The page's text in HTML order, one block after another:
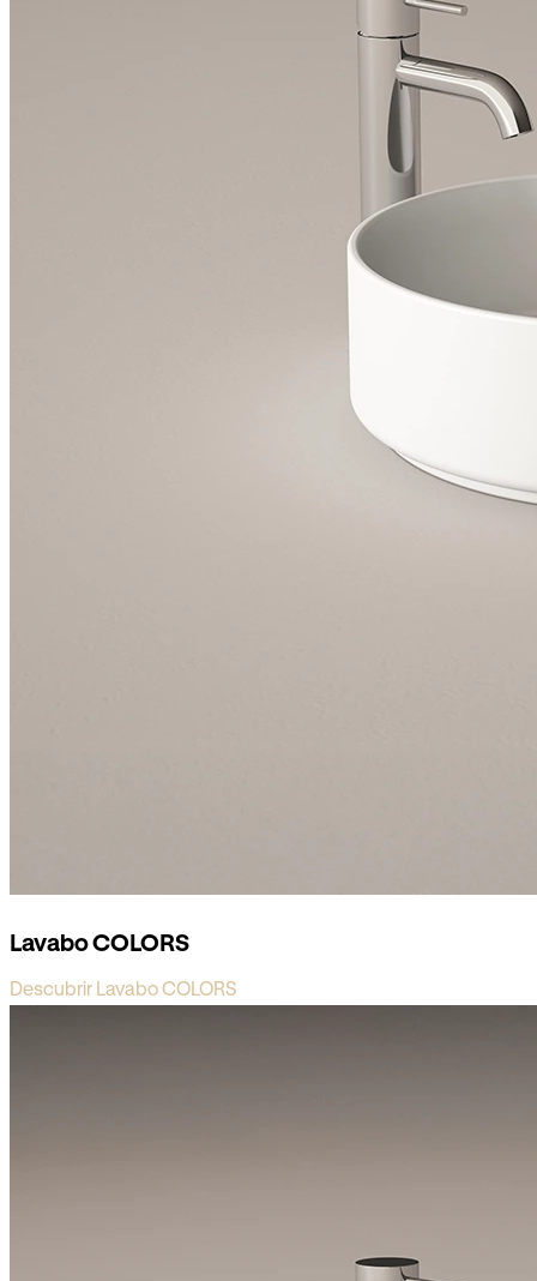
Lavabo COLORS
Descubrir Lavabo COLORS